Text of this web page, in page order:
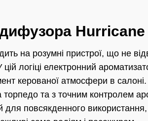
на розумні пристрої, що не
логіці електронний
керованої атмосфери в
та з точним контролем
повсякденного використання,